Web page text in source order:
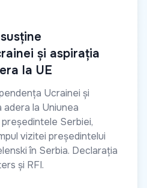
și aspirația
la UE
Ucrainei și
la Uniunea
Serbiei,
vizitei președintelui
în Serbia. Declarația
și RFI.